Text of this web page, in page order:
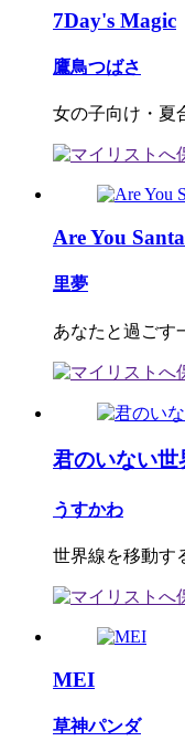
7Day's Magic
鷹鳥つばさ
女の子向け・夏
Are You
里夢
あなたと過ごす
君のいない世
うすかわ
世界線を移動す
MEI
草神パンダ